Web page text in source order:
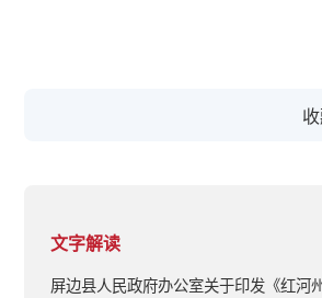
文字解读
屏边县人民政府办公室关于印发《红河